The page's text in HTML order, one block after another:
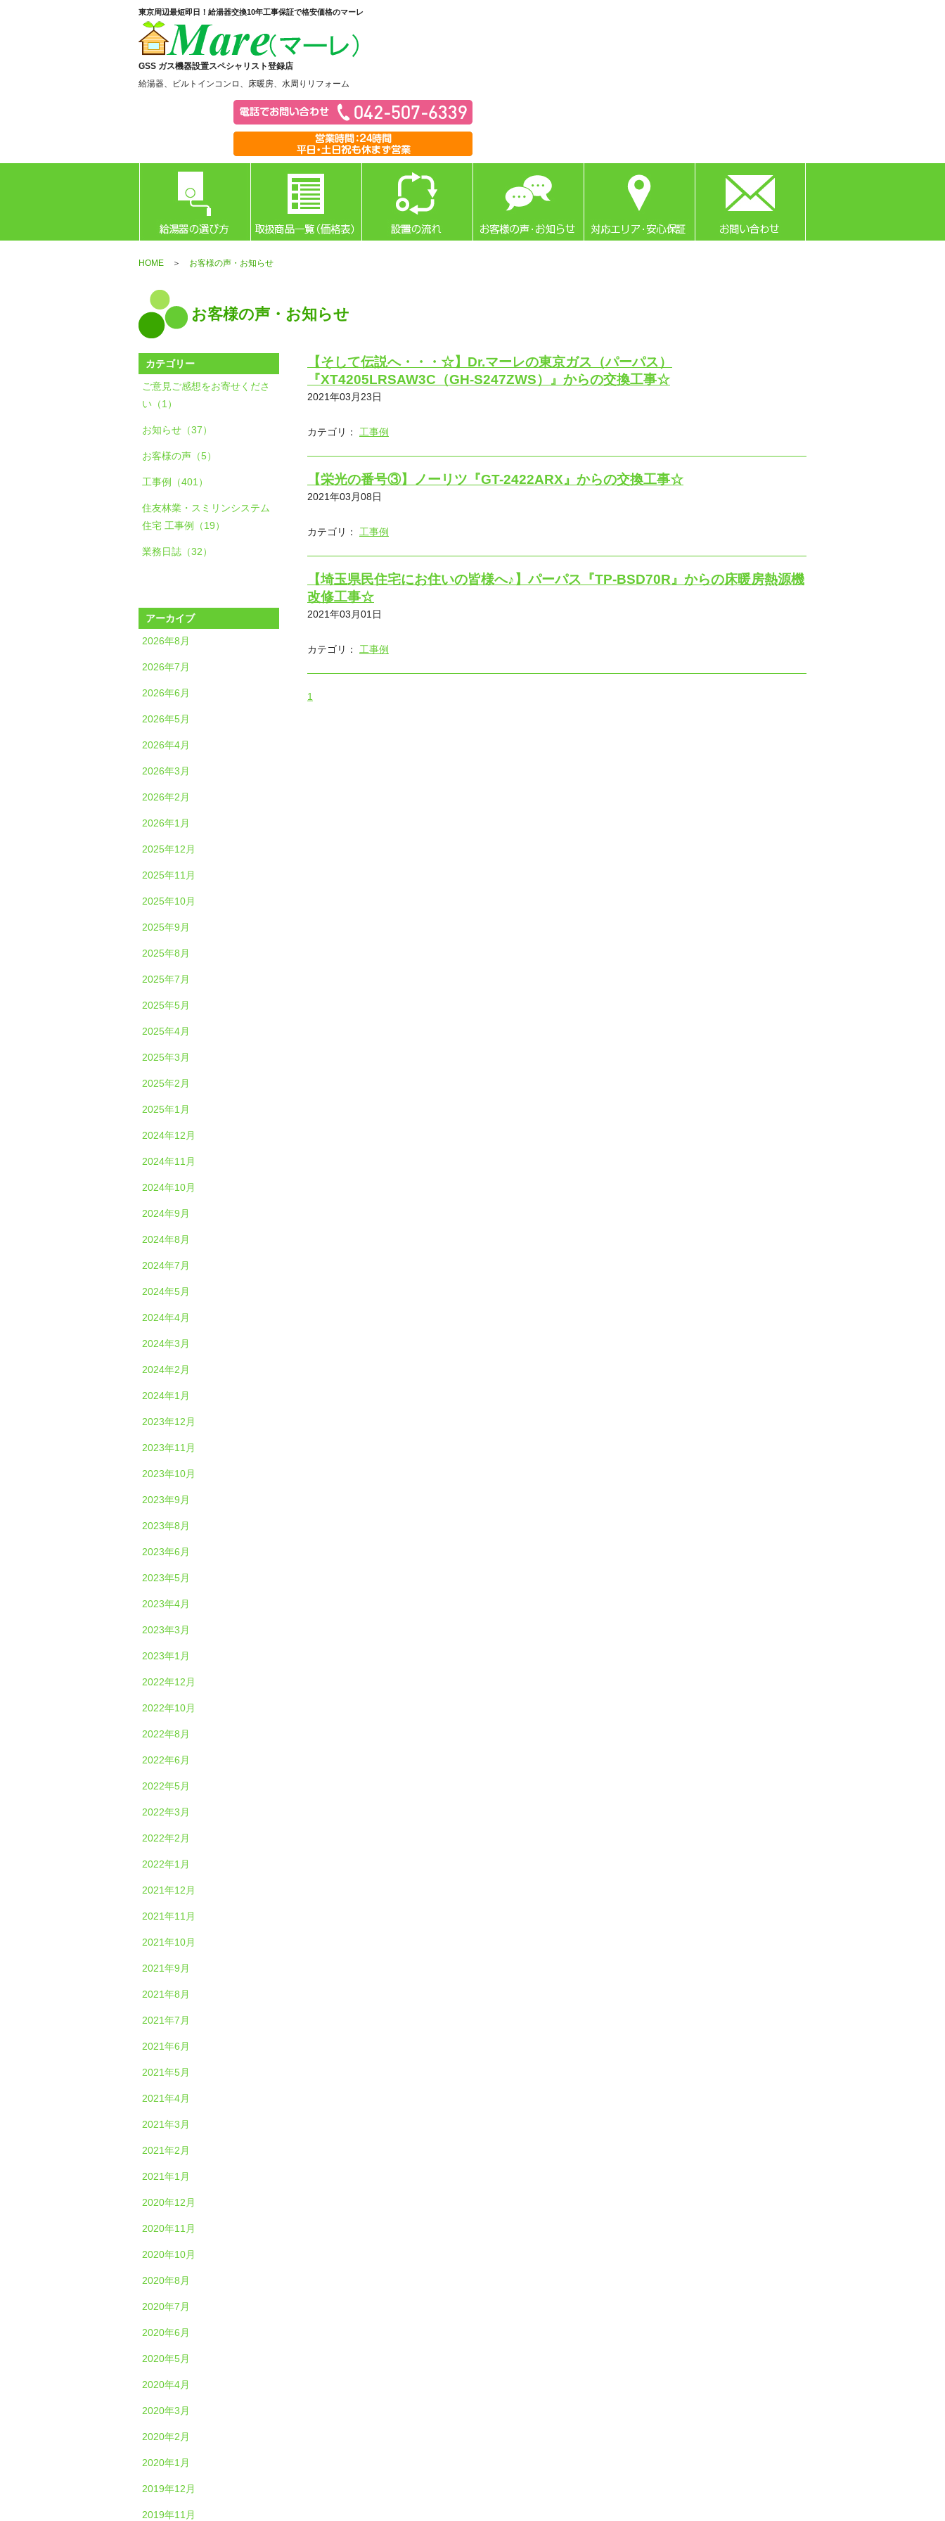
東京周辺最短即日！給湯器交換10年工事保証で格安価格のマーレ
GSS ガス機器設置スペシャリスト登録店
給湯器、ビルトインコンロ、床暖房、水周りリフォーム
HOME ＞ お客様の声・お知らせ
お客様の声・お知らせ
カテゴリー
ご意見ご感想をお寄せくださ
い（1）
お知らせ（37）
お客様の声（5）
工事例（401）
住友林業・スミリンシステム
住宅 工事例（19）
業務日誌（32）
アーカイブ
2026年8月
2026年7月
2026年6月
2026年5月
2026年4月
2026年3月
2026年2月
2026年1月
2025年12月
2025年11月
2025年10月
2025年9月
2025年8月
2025年7月
2025年5月
2025年4月
2025年3月
2025年2月
2025年1月
2024年12月
2024年11月
2024年10月
2024年9月
2024年8月
2024年7月
2024年5月
2024年4月
2024年3月
2024年2月
2024年1月
2023年12月
2023年11月
2023年10月
2023年9月
2023年8月
2023年6月
2023年5月
2023年4月
2023年3月
2023年1月
2022年12月
2022年10月
2022年8月
2022年6月
2022年5月
2022年3月
2022年2月
2022年1月
2021年12月
2021年11月
2021年10月
2021年9月
2021年8月
2021年7月
2021年6月
2021年5月
2021年4月
2021年3月
2021年2月
2021年1月
2020年12月
2020年11月
2020年10月
2020年8月
2020年7月
2020年6月
2020年5月
2020年4月
2020年3月
2020年2月
2020年1月
2019年12月
2019年11月
【そして伝説へ・・・☆】Dr.マーレの東京ガス（パーパス）
『XT4205LRSAW3C（GH-S247ZWS）』からの交換工事☆
2021年03月23日
カテゴリ： 工事例
【栄光の番号③】ノーリツ『GT-2422ARX』からの交換工事☆
2021年03月08日
カテゴリ： 工事例
【埼玉県民住宅にお住いの皆様へ♪】パーパス『TP-BSD70R』からの床暖房熱源機
改修工事☆
2021年03月01日
カテゴリ： 工事例
1